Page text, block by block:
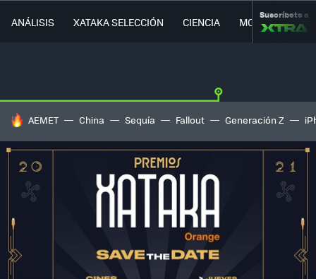
ANÁLISIS XATAKA SELECCIÓN CIENCIA MOVILIDAD
Suscríbete a
HOY SE HABLA DE
AEMET China Sequía Fallout Generación Z